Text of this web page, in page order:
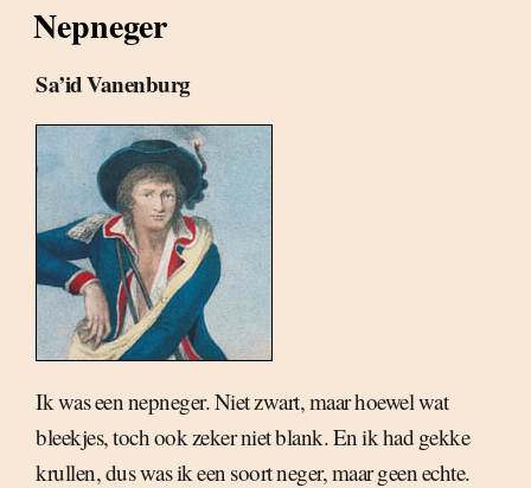
Nepneger
Sa’id Vanenburg
Ik was een nepneger. Niet zwart, maar hoewel wat
bleekjes, toch ook zeker niet blank. En ik had gekke
krullen, dus was ik een soort neger, maar geen echte.